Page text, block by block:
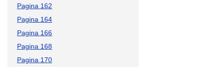
Pagina 162
Pagina 164
Pagina 166
Pagina 168
Pagina 170